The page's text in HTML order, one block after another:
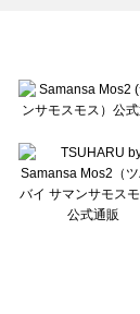
sō4ū（ソウフォーユ
Te chichi（テチチ）
Te chichi CLASSIC（
Lugnoncure（ルノン
BETTY'S BLUE（べ
Wpc.（ワールドパー